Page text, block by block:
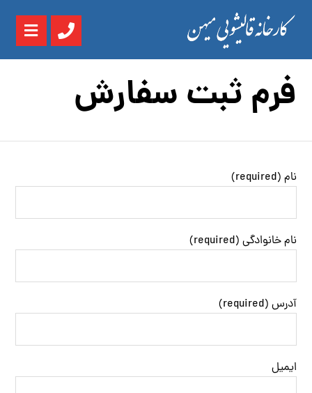
فرم ثبت سفارش
نام (required)
نام خانوادگی (required)
آدرس (required)
ایمیل